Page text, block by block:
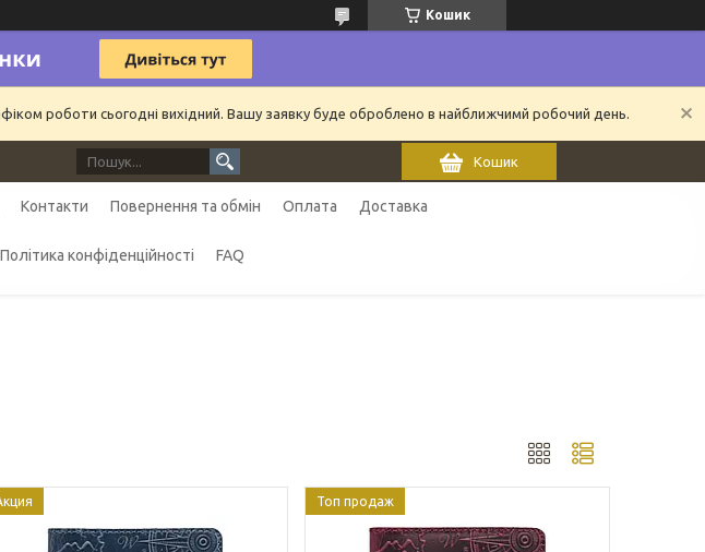
Кошик
роботи сьогодні вихідний. Вашу заявку буде оброблено в найближчимй робочий день.
Кошик
Контакти Повернення та обмін Оплата Доставка
Політика конфіденційності FAQ
Топ продаж